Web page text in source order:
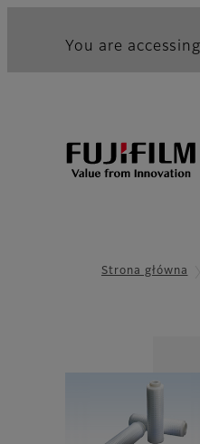
You are
Strona główna